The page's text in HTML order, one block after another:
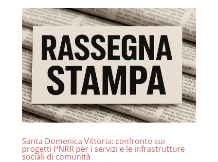
Santa Domenica Vittoria: confronto sui
progetti PNRR per i servizi e le infrastrutture
sociali di comunità